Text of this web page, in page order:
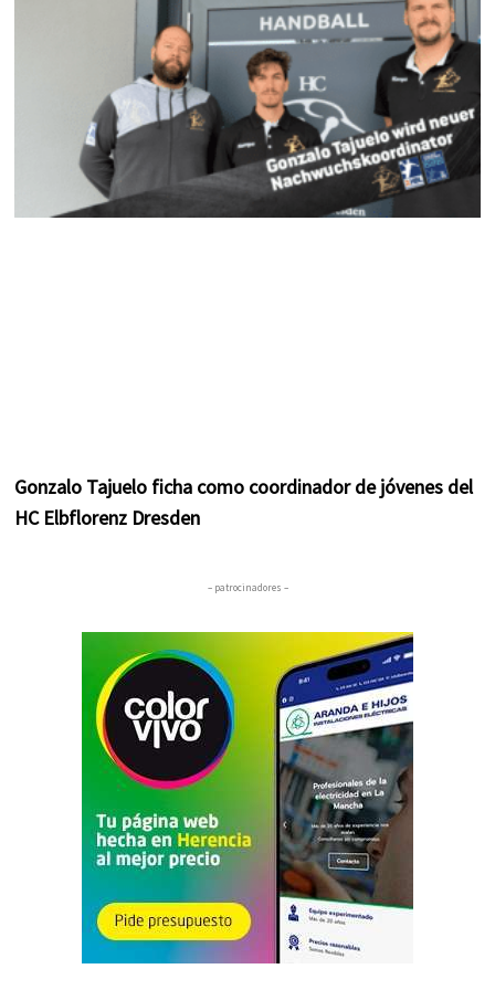
a
m
s
t
Gonzalo Tajuelo ficha como coordinador de jóvenes del
HC Elbflorenz Dresden
– patrocinadores –